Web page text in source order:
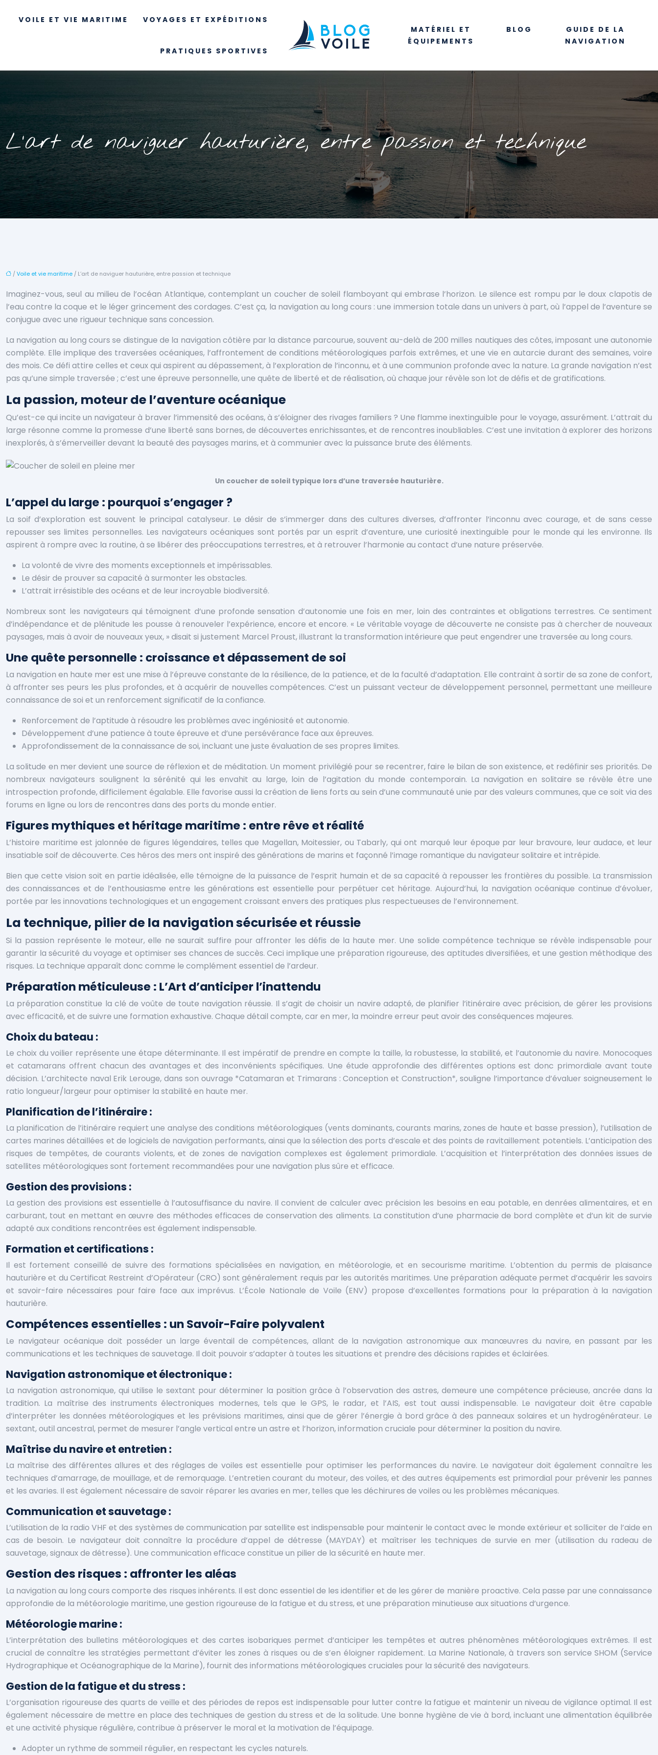
VOYAGES ET EXPÉDITIONS
VOILE ET VIE MARITIME
PRATIQUES SPORTIVES
MATÉRIEL ET
ÉQUIPEMENTS
BLOG
GUIDE DE LA
NAVIGATION
L’art de naviguer hauturière, entre passion et technique
/Voile et vie maritime / L’art de naviguer hauturière, entre passion et technique
Imaginez-vous, seul au milieu de l’océan Atlantique, contemplant un coucher de soleil flamboyant qui embrase l’horizon. Le silence est rompu par le doux clapotis de
l’eau contre la coque et le léger grincement des cordages. C’est ça, la navigation au long cours : une immersion totale dans un univers à part, où l’appel de l’aventure se
conjugue avec une rigueur technique sans concession.
La navigation au long cours se distingue de la navigation côtière par la distance parcourue, souvent au-delà de 200 milles nautiques des côtes, imposant une autonomie
complète. Elle implique des traversées océaniques, l’affrontement de conditions météorologiques parfois extrêmes, et une vie en autarcie durant des semaines, voire
des mois. Ce défi attire celles et ceux qui aspirent au dépassement, à l’exploration de l’inconnu, et à une communion profonde avec la nature. La grande navigation n’est
pas qu’une simple traversée ; c’est une épreuve personnelle, une quête de liberté et de réalisation, où chaque jour révèle son lot de défis et de gratifications.
La passion, moteur de l’aventure océanique
Qu’est-ce qui incite un navigateur à braver l’immensité des océans, à s’éloigner des rivages familiers ? Une flamme inextinguible pour le voyage, assurément. L’attrait du
large résonne comme la promesse d’une liberté sans bornes, de découvertes enrichissantes, et de rencontres inoubliables. C’est une invitation à explorer des horizons
inexplorés, à s’émerveiller devant la beauté des paysages marins, et à communier avec la puissance brute des éléments.
Un coucher de soleil typique lors d’une traversée hauturière.
L’appel du large : pourquoi s’engager ?
La soif d’exploration est souvent le principal catalyseur. Le désir de s’immerger dans des cultures diverses, d’affronter l’inconnu avec courage, et de sans cesse
repousser ses limites personnelles. Les navigateurs océaniques sont portés par un esprit d’aventure, une curiosité inextinguible pour le monde qui les environne. Ils
aspirent à rompre avec la routine, à se libérer des préoccupations terrestres, et à retrouver l’harmonie au contact d’une nature préservée.
La volonté de vivre des moments exceptionnels et impérissables.
Le désir de prouver sa capacité à surmonter les obstacles.
L’attrait irrésistible des océans et de leur incroyable biodiversité.
Nombreux sont les navigateurs qui témoignent d’une profonde sensation d’autonomie une fois en mer, loin des contraintes et obligations terrestres. Ce sentiment
d’indépendance et de plénitude les pousse à renouveler l’expérience, encore et encore. « Le véritable voyage de découverte ne consiste pas à chercher de nouveaux
paysages, mais à avoir de nouveaux yeux, » disait si justement Marcel Proust, illustrant la transformation intérieure que peut engendrer une traversée au long cours.
Une quête personnelle : croissance et dépassement de soi
La navigation en haute mer est une mise à l’épreuve constante de la résilience, de la patience, et de la faculté d’adaptation. Elle contraint à sortir de sa zone de confort,
à affronter ses peurs les plus profondes, et à acquérir de nouvelles compétences. C’est un puissant vecteur de développement personnel, permettant une meilleure
connaissance de soi et un renforcement significatif de la confiance.
Renforcement de l’aptitude à résoudre les problèmes avec ingéniosité et autonomie.
Développement d’une patience à toute épreuve et d’une persévérance face aux épreuves.
Approfondissement de la connaissance de soi, incluant une juste évaluation de ses propres limites.
La solitude en mer devient une source de réflexion et de méditation. Un moment privilégié pour se recentrer, faire le bilan de son existence, et redéfinir ses priorités. De
nombreux navigateurs soulignent la sérénité qui les envahit au large, loin de l’agitation du monde contemporain. La navigation en solitaire se révèle être une
introspection profonde, difficilement égalable. Elle favorise aussi la création de liens forts au sein d’une communauté unie par des valeurs communes, que ce soit via des
forums en ligne ou lors de rencontres dans des ports du monde entier.
Figures mythiques et héritage maritime : entre rêve et réalité
L’histoire maritime est jalonnée de figures légendaires, telles que Magellan, Moitessier, ou Tabarly, qui ont marqué leur époque par leur bravoure, leur audace, et leur
insatiable soif de découverte. Ces héros des mers ont inspiré des générations de marins et façonné l’image romantique du navigateur solitaire et intrépide.
Bien que cette vision soit en partie idéalisée, elle témoigne de la puissance de l’esprit humain et de sa capacité à repousser les frontières du possible. La transmission
des connaissances et de l’enthousiasme entre les générations est essentielle pour perpétuer cet héritage. Aujourd’hui, la navigation océanique continue d’évoluer,
portée par les innovations technologiques et un engagement croissant envers des pratiques plus respectueuses de l’environnement.
La technique, pilier de la navigation sécurisée et réussie
Si la passion représente le moteur, elle ne saurait suffire pour affronter les défis de la haute mer. Une solide compétence technique se révèle indispensable pour
garantir la sécurité du voyage et optimiser ses chances de succès. Ceci implique une préparation rigoureuse, des aptitudes diversifiées, et une gestion méthodique des
risques. La technique apparaît donc comme le complément essentiel de l’ardeur.
Préparation méticuleuse : L’Art d’anticiper l’inattendu
La préparation constitue la clé de voûte de toute navigation réussie. Il s’agit de choisir un navire adapté, de planifier l’itinéraire avec précision, de gérer les provisions
avec efficacité, et de suivre une formation exhaustive. Chaque détail compte, car en mer, la moindre erreur peut avoir des conséquences majeures.
Choix du bateau :
Le choix du voilier représente une étape déterminante. Il est impératif de prendre en compte la taille, la robustesse, la stabilité, et l’autonomie du navire. Monocoques
et catamarans offrent chacun des avantages et des inconvénients spécifiques. Une étude approfondie des différentes options est donc primordiale avant toute
décision. L’architecte naval Erik Lerouge, dans son ouvrage *Catamaran et Trimarans : Conception et Construction*, souligne l’importance d’évaluer soigneusement le
ratio longueur/largeur pour optimiser la stabilité en haute mer.
Planification de l’itinéraire :
La planification de l’itinéraire requiert une analyse des conditions météorologiques (vents dominants, courants marins, zones de haute et basse pression), l’utilisation de
cartes marines détaillées et de logiciels de navigation performants, ainsi que la sélection des ports d’escale et des points de ravitaillement potentiels. L’anticipation des
risques de tempêtes, de courants violents, et de zones de navigation complexes est également primordiale. L’acquisition et l’interprétation des données issues de
satellites météorologiques sont fortement recommandées pour une navigation plus sûre et efficace.
Gestion des provisions :
La gestion des provisions est essentielle à l’autosuffisance du navire. Il convient de calculer avec précision les besoins en eau potable, en denrées alimentaires, et en
carburant, tout en mettant en œuvre des méthodes efficaces de conservation des aliments. La constitution d’une pharmacie de bord complète et d’un kit de survie
adapté aux conditions rencontrées est également indispensable.
Formation et certifications :
Il est fortement conseillé de suivre des formations spécialisées en navigation, en météorologie, et en secourisme maritime. L’obtention du permis de plaisance
hauturière et du Certificat Restreint d’Opérateur (CRO) sont généralement requis par les autorités maritimes. Une préparation adéquate permet d’acquérir les savoirs
et savoir-faire nécessaires pour faire face aux imprévus. L’École Nationale de Voile (ENV) propose d’excellentes formations pour la préparation à la navigation
hauturière.
Compétences essentielles : un Savoir-Faire polyvalent
Le navigateur océanique doit posséder un large éventail de compétences, allant de la navigation astronomique aux manœuvres du navire, en passant par les
communications et les techniques de sauvetage. Il doit pouvoir s’adapter à toutes les situations et prendre des décisions rapides et éclairées.
Navigation astronomique et électronique :
La navigation astronomique, qui utilise le sextant pour déterminer la position grâce à l’observation des astres, demeure une compétence précieuse, ancrée dans la
tradition. La maîtrise des instruments électroniques modernes, tels que le GPS, le radar, et l’AIS, est tout aussi indispensable. Le navigateur doit être capable
d’interpréter les données météorologiques et les prévisions maritimes, ainsi que de gérer l’énergie à bord grâce à des panneaux solaires et un hydrogénérateur. Le
sextant, outil ancestral, permet de mesurer l’angle vertical entre un astre et l’horizon, information cruciale pour déterminer la position du navire.
Maîtrise du navire et entretien :
La maîtrise des différentes allures et des réglages de voiles est essentielle pour optimiser les performances du navire. Le navigateur doit également connaître les
techniques d’amarrage, de mouillage, et de remorquage. L’entretien courant du moteur, des voiles, et des autres équipements est primordial pour prévenir les pannes
et les avaries. Il est également nécessaire de savoir réparer les avaries en mer, telles que les déchirures de voiles ou les problèmes mécaniques.
Communication et sauvetage :
L’utilisation de la radio VHF et des systèmes de communication par satellite est indispensable pour maintenir le contact avec le monde extérieur et solliciter de l’aide en
cas de besoin. Le navigateur doit connaître la procédure d’appel de détresse (MAYDAY) et maîtriser les techniques de survie en mer (utilisation du radeau de
sauvetage, signaux de détresse). Une communication efficace constitue un pilier de la sécurité en haute mer.
Gestion des risques : affronter les aléas
La navigation au long cours comporte des risques inhérents. Il est donc essentiel de les identifier et de les gérer de manière proactive. Cela passe par une connaissance
approfondie de la météorologie maritime, une gestion rigoureuse de la fatigue et du stress, et une préparation minutieuse aux situations d’urgence.
Météorologie marine :
L’interprétation des bulletins météorologiques et des cartes isobariques permet d’anticiper les tempêtes et autres phénomènes météorologiques extrêmes. Il est
crucial de connaître les stratégies permettant d’éviter les zones à risques ou de s’en éloigner rapidement. La Marine Nationale, à travers son service SHOM (Service
Hydrographique et Océanographique de la Marine), fournit des informations météorologiques cruciales pour la sécurité des navigateurs.
Gestion de la fatigue et du stress :
L’organisation rigoureuse des quarts de veille et des périodes de repos est indispensable pour lutter contre la fatigue et maintenir un niveau de vigilance optimal. Il est
également nécessaire de mettre en place des techniques de gestion du stress et de la solitude. Une bonne hygiène de vie à bord, incluant une alimentation équilibrée
et une activité physique régulière, contribue à préserver le moral et la motivation de l’équipage.
Adopter un rythme de sommeil régulier, en respectant les cycles naturels.